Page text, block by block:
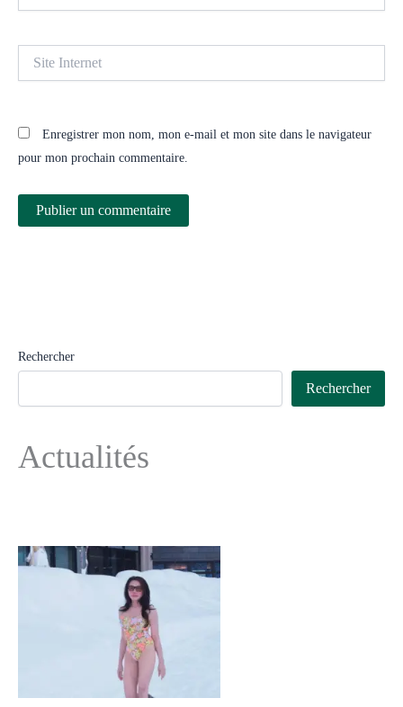
Internet
Enregistrer mon nom, mon e-mail et mon site dans le navigateur
pour mon prochain commentaire.
Rechercher
Rechercher
Actualités